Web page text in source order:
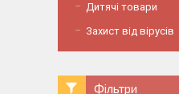
Дитячі товари
Захист від вірусів
Фільтри